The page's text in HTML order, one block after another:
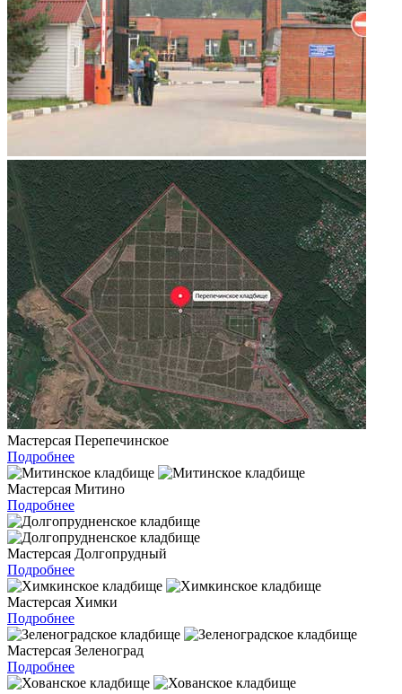
Мастерсая Перепечинское
Подробнее
Мастерсая Митино
Подробнее
Мастерсая Долгопрудный
Подробнее
Мастерсая Химки
Подробнее
Мастерсая Зеленоград
Подробнее